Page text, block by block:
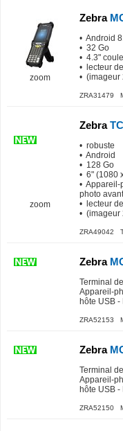
zoom
Zebra
• Android
• 32 Go
• 4.3"
• lecteur
• (imageur
ZRA31479
zoom
Zebra
• robuste
• Android
• 128 Go
• 6" (1080
• Appareil-
photo avant
• lecteur
• (imageur
ZRA49042
Zebra
Terminal
Appareil-
hôte USB
ZRA52153
Zebra
Terminal
Appareil-
hôte USB
ZRA52150